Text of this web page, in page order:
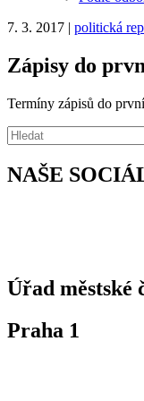
7. 3. 2017 | politická
Zápisy do
Termíny zápisů do
Vyhledávání:
NAŠE
Úřad městské
Praha 1